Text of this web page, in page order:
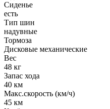
Сиденье
есть
Тип шин
надувные
Тормоза
Дисковые механические
Вес
48 кг
Запас хода
40 км
Макс.скорость (км/ч)
45 км